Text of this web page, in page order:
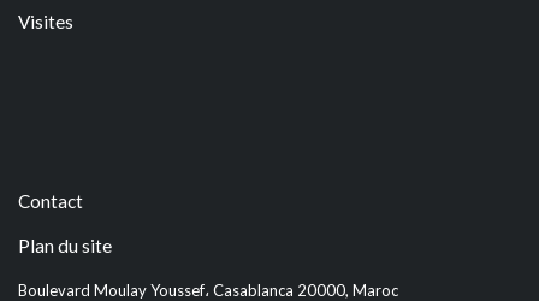
Visites
Contact
Plan du site
Boulevard Moulay Youssef، Casablanca 20000, Maroc